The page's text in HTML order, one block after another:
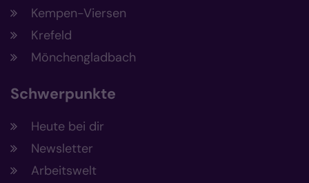
Kempen-Viersen
Krefeld
Mönchengladbach
Schwerpunkte
Heute bei dir
Newsletter
Arbeitswelt